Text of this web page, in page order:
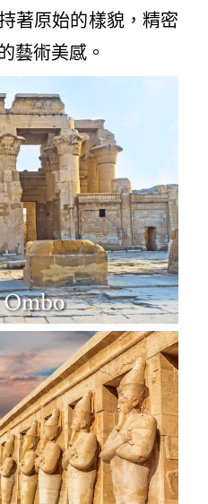
著原始的樣貌，精密
藝術美感。